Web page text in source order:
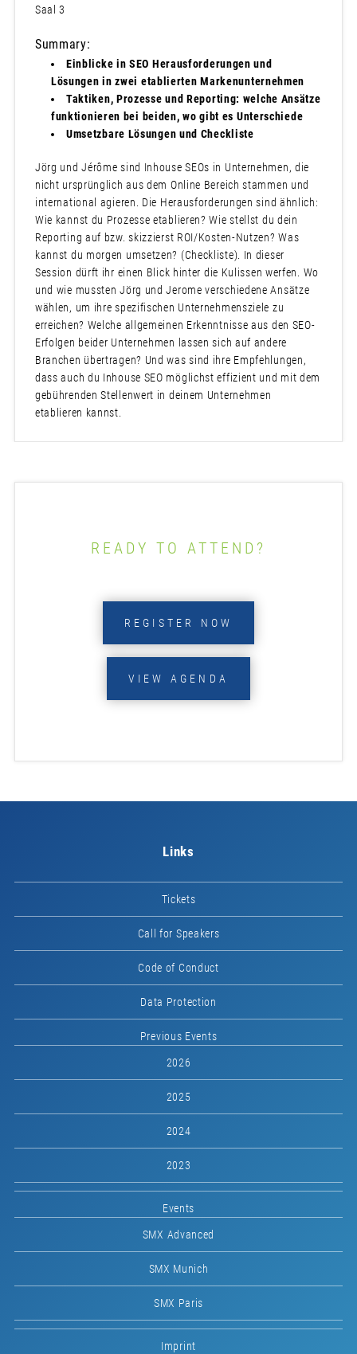
Saal 3
Summary:
Einblicke in SEO Herausforderungen und
Lösungen in zwei etablierten Markenunternehmen
Taktiken, Prozesse und Reporting: welche Ansätze
funktionieren bei beiden, wo gibt es Unterschiede
Umsetzbare Lösungen und Checkliste
Jörg und Jérôme sind Inhouse SEOs in Unternehmen, die
nicht ursprünglich aus dem Online Bereich stammen und
international agieren. Die Herausforderungen sind ähnlich:
Wie kannst du Prozesse etablieren? Wie stellst du dein
Reporting auf bzw. skizzierst ROI/Kosten-Nutzen? Was
kannst du morgen umsetzen? (Checkliste). In dieser
Session dürft ihr einen Blick hinter die Kulissen werfen. Wo
und wie mussten Jörg und Jerome verschiedene Ansätze
wählen, um ihre spezifischen Unternehmensziele zu
erreichen? Welche allgemeinen Erkenntnisse aus den SEO-
Erfolgen beider Unternehmen lassen sich auf andere
Branchen übertragen? Und was sind ihre Empfehlungen,
dass auch du Inhouse SEO möglichst effizient und mit dem
gebührenden Stellenwert in deinem Unternehmen
etablieren kannst.
READY TO ATTEND?
REGISTER NOW
VIEW AGENDA
Links
Tickets
Call for Speakers
Code of Conduct
Data Protection
Previous Events
2026
2025
2024
2023
Events
SMX Advanced
SMX Munich
SMX Paris
Imprint